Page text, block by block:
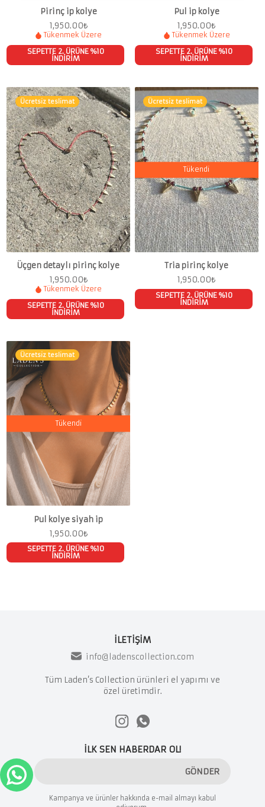
Pirinç ip kolye
1,950.00₺
Tükenmek Üzere
SEPETTE 2. ÜRÜNE %10
İNDİRİM
Pul ip kolye
1,950.00₺
Tükenmek Üzere
SEPETTE 2. ÜRÜNE %10
İNDİRİM
Ücretsiz teslimat
Üçgen detaylı pirinç kolye
1,950.00₺
Tükenmek Üzere
SEPETTE 2. ÜRÜNE %10
İNDİRİM
Tükendi
Ücretsiz teslimat
Tria pirinç kolye
1,950.00₺
SEPETTE 2. ÜRÜNE %10
İNDİRİM
Tükendi
Ücretsiz teslimat
Pul kolye siyah ip
1,950.00₺
SEPETTE 2. ÜRÜNE %10
İNDİRİM
İLETİŞİM
info@ladenscollection.com
Tüm Laden’s Collection ürünleri el yapımı ve
özel üretimdir.
İLK SEN HABERDAR OL!
GÖNDER
Kampanya ve ürünler hakkında e-mail almayı kabul